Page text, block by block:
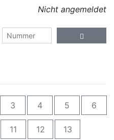
Nicht angemeldet
3 4 5 6
11 12 13